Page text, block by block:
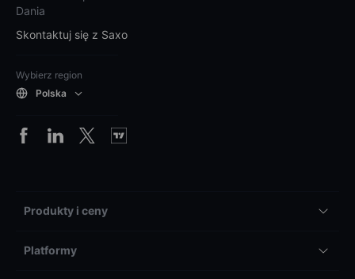
Dania
Skontaktuj się z Saxo
Wybierz region
Polska
Produkty i ceny
Platformy